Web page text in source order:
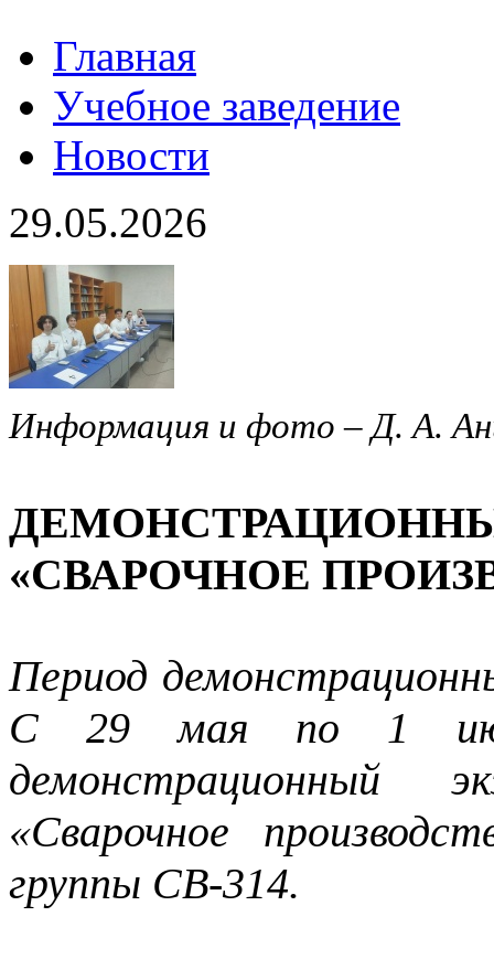
Главная
Учебное заведение
Новости
29.05.2026
Информация и фото – Д. А.
«СВАРОЧНОЕ
Период
С 29 мая по 1
демонстрационный
«Сварочное
группы СВ-314.